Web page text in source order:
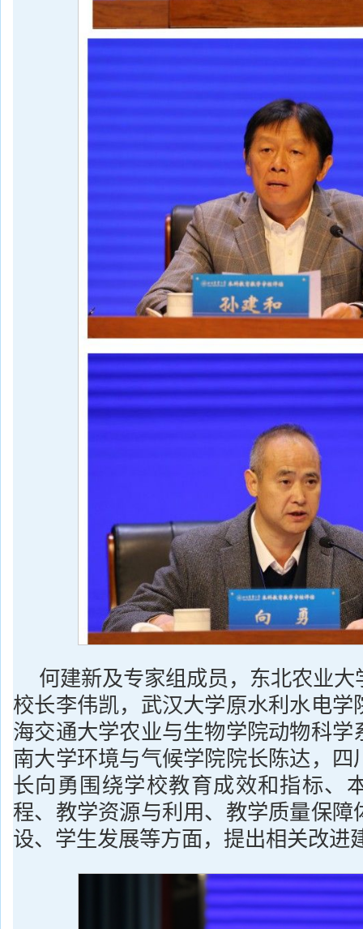
何建新及专家组成员，东北农业
校长李伟凯，武汉大学原水利水电学
海交通大学农业与生物学院动物科学
南大学环境与气候学院院长陈达，四
长向勇围绕学校教育成效和指标、
程、教学资源与利用、教学质量保障
设、学生发展等方面，提出相关改进